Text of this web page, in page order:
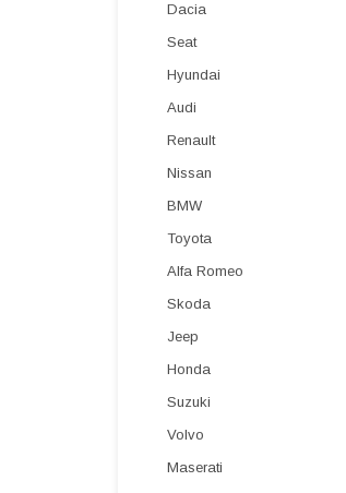
Dacia
Seat
Hyundai
Audi
Renault
Nissan
BMW
Toyota
Alfa Romeo
Skoda
Jeep
Honda
Suzuki
Volvo
Maserati